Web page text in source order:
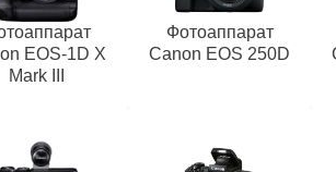
EOS‑1D X
Mark III
Фотоаппарат
Canon EOS 250D